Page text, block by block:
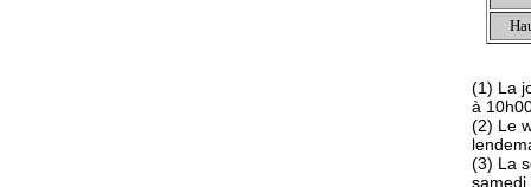
(1) La
à
(2) Le
(3) La
samedi